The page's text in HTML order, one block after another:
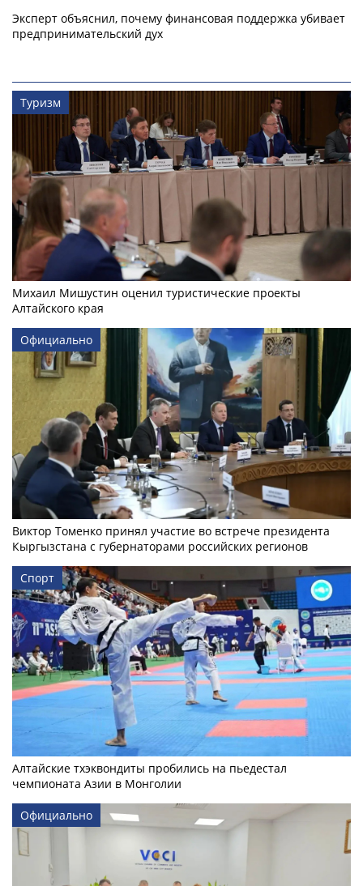
Эксперт объяснил, почему финансовая поддержка убивает
предпринимательский дух
Туризм
Михаил Мишустин оценил туристические проекты
Алтайского края
Официально
Виктор Томенко принял участие во встрече президента
Кыргызстана с губернаторами российских регионов
Спорт
Алтайские тхэквондиты пробились на пьедестал
чемпионата Азии в Монголии
Официально